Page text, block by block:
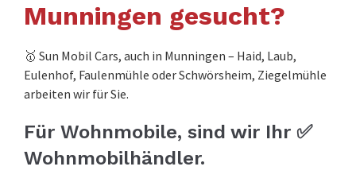
Munningen gesucht?
🥇 Sun Mobil Cars, auch in Munningen – Haid, Laub,
Eulenhof, Faulenmühle oder Schwörsheim, Ziegelmühle
arbeiten wir für Sie.
Für Wohnmobile, sind wir Ihr ✅
Wohnmobilhändler.